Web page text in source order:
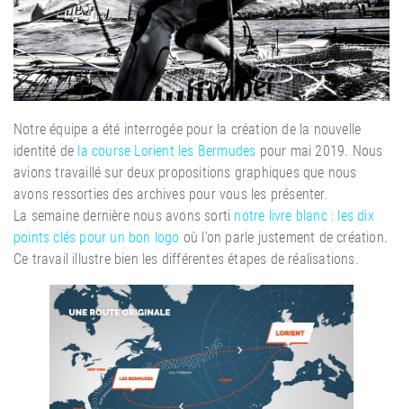
Notre équipe a été interrogée pour la création de la nouvelle
identité de la course Lorient les Bermudes pour mai 2019. Nous
avions travaillé sur deux propositions graphiques que nous
avons ressorties des archives pour vous les présenter.
La semaine dernière nous avons sorti notre livre blanc : les dix
points clés pour un bon logo où l’on parle justement de création.
Ce travail illustre bien les différentes étapes de réalisations.